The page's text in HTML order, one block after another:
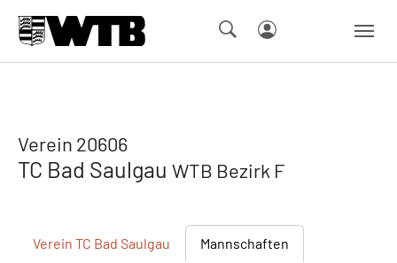
Verein 20606
TC Bad Saulgau WTB Bezirk F
Verein TC Bad Saulgau Mannschaften